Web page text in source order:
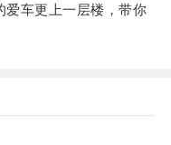
车更上一层楼，带你